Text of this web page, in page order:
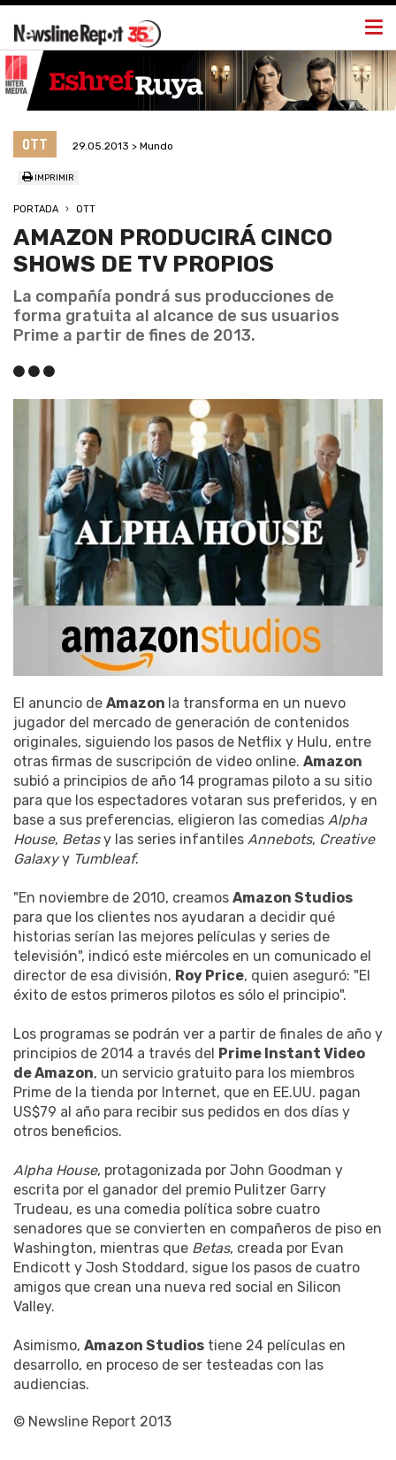
OTT 29.05.2013 > Mundo
IMPRIMIR
PORTADA OTT
AMAZON PRODUCIRÁ CINCO
SHOWS DE TV PROPIOS
La compañía pondrá sus producciones de
forma gratuita al alcance de sus usuarios
Prime a partir de fines de 2013.
El anuncio de Amazon la transforma en un nuevo
jugador del mercado de generación de contenidos
originales, siguiendo los pasos de Netflix y Hulu, entre
otras firmas de suscripción de video online. Amazon
subió a principios de año 14 programas piloto a su sitio
para que los espectadores votaran sus preferidos, y en
base a sus preferencias, eligieron las comedias Alpha
House, Betasy las series infantiles Annebots, Creative
Galaxyy Tumbleaf.
"En noviembre de 2010, creamos Amazon Studios
para que los clientes nos ayudaran a decidir qué
historias serían las mejores películas y series de
televisión", indicó este miércoles en un comunicado el
director de esa división, Roy Price, quien aseguró: "El
éxito de estos primeros pilotos es sólo el principio".
Los programas se podrán ver a partir de finales de año y
principios de 2014 a través del Prime Instant Video
de Amazon, un servicio gratuito para los miembros
Prime de la tienda por Internet, que en EE.UU. pagan
US$79 al año para recibir sus pedidos en dos días y
otros beneficios.
Alpha House, protagonizada por John Goodman y
escrita por el ganador del premio Pulitzer Garry
Trudeau, es una comedia política sobre cuatro
senadores que se convierten en compañeros de piso en
Washington, mientras que Betas, creada por Evan
Endicott y Josh Stoddard, sigue los pasos de cuatro
amigos que crean una nueva red social en Silicon
Valley.
Asimismo, Amazon Studios tiene 24 películas en
desarrollo, en proceso de ser testeadas con las
audiencias.
© Newsline Report 2013